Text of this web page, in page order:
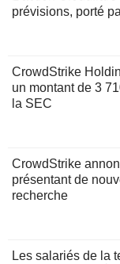
prévisions, porté
CrowdStrike
un montant de 3
la SEC
CrowdStrike
présentant de
recherche
Les salariés de la